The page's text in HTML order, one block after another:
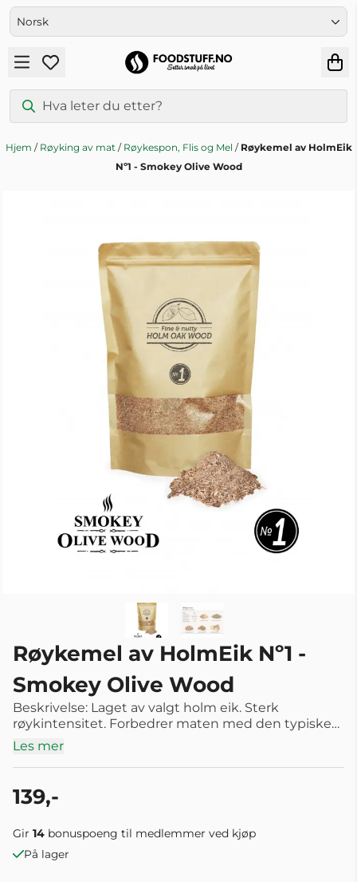
Hopp til innhold
Hjem / Røyking av mat / Røykespon, Flis og Mel / Røykemel av HolmEik
Nº1 - Smokey Olive Wood
Røykemel av HolmEik Nº1 -
Smokey Olive Wood
Beskrivelse: Laget av valgt holm eik. Sterk
røykintensitet. Forbedrer maten med den typiske
milde, nøtteaktige smaken av holm eik røyk.
Kornstørrelse: 0-1mm Mengde: 1,5 liter Brukes for:
Ideell for kaldrøyking. Løs sakte og jevnt på grunn
av innholdet av størrelsen "0". Passer til: Svin, fjærfe,
storfekjøtt, lam, vilt og Ost. Opprinnelse: Spania
bruker mel/sagmugg
Les mer
139,-
Gir 14 bonuspoeng til medlemmer ved kjøp
På lager